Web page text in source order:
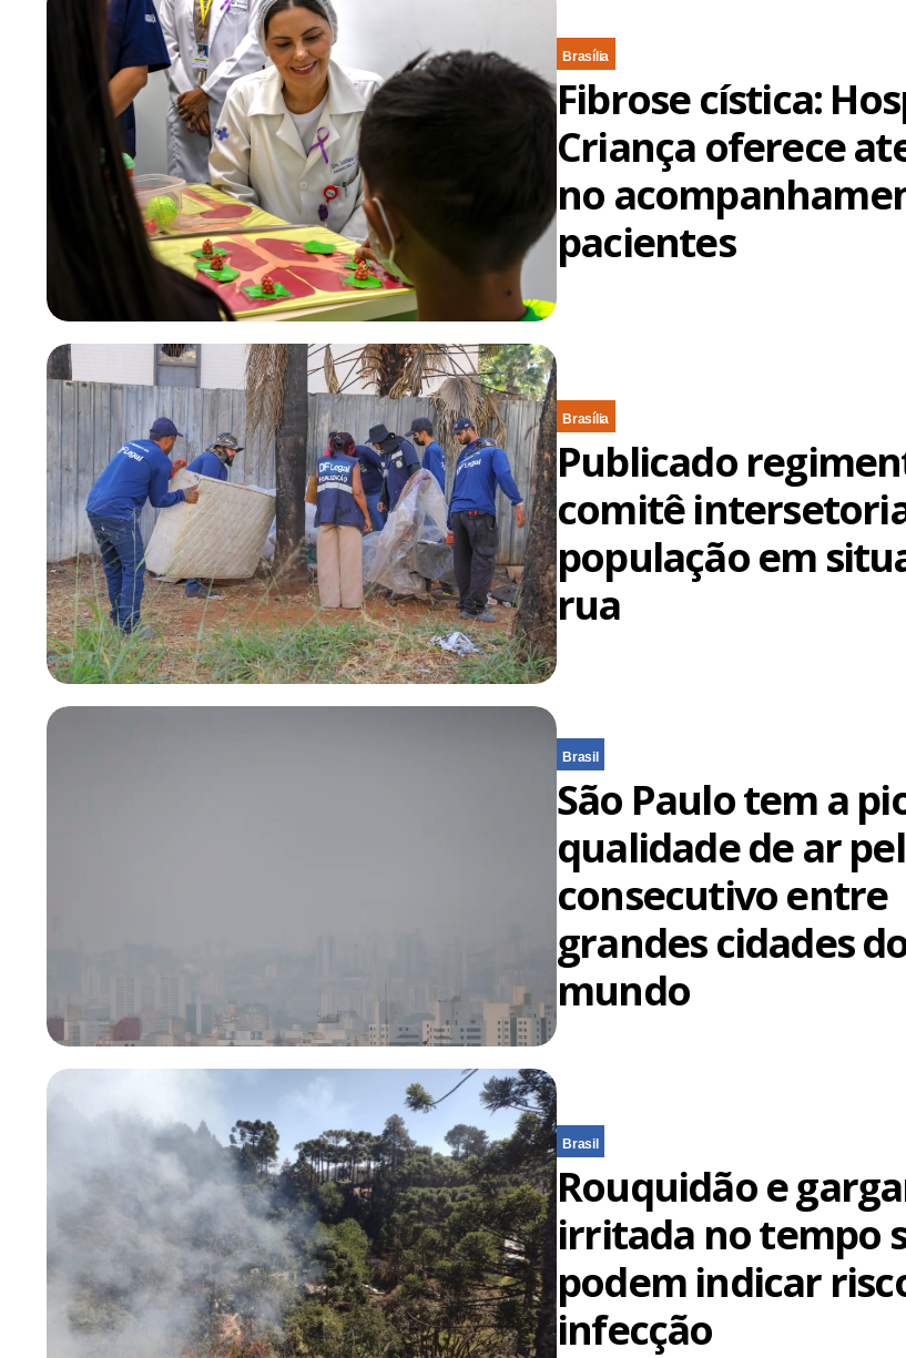
Brasília
Fibrose cística:
Criança oferece
no
pacientes
Brasília
Publicado
comitê
população em
rua
Brasil
São Paulo tem a
qualidade de ar
consecutivo entre
grandes cidades
mundo
Brasil
Rouquidão e
irritada no tempo
podem indicar
infecção